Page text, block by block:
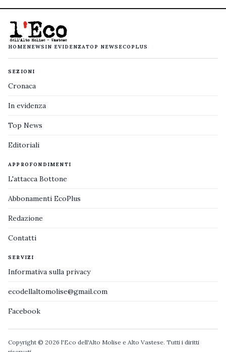
HOMENEWS IN EVIDENZATOP NEWS ECOPLUS
SEZIONI
Cronaca
In evidenza
Top News
Editoriali
APPROFONDIMENTI
L'attacca Bottone
Abbonamenti EcoPlus
Redazione
Contatti
SERVIZI
Informativa sulla privacy
ecodellaltomolise@gmail.com
Facebook
Copyright © 2026 l'Eco dell'Alto Molise e Alto Vastese. Tutti i diritti